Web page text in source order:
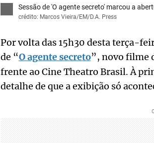
Sessão de 'O agente secreto' marcou a
crédito: Marcos Vieira/EM/D.A. Press
Por volta das 15h30 desta terça-
de “O agente secreto”, novo filme
frente ao Cine Theatro Brasil. À
detalhe de que a exibição só